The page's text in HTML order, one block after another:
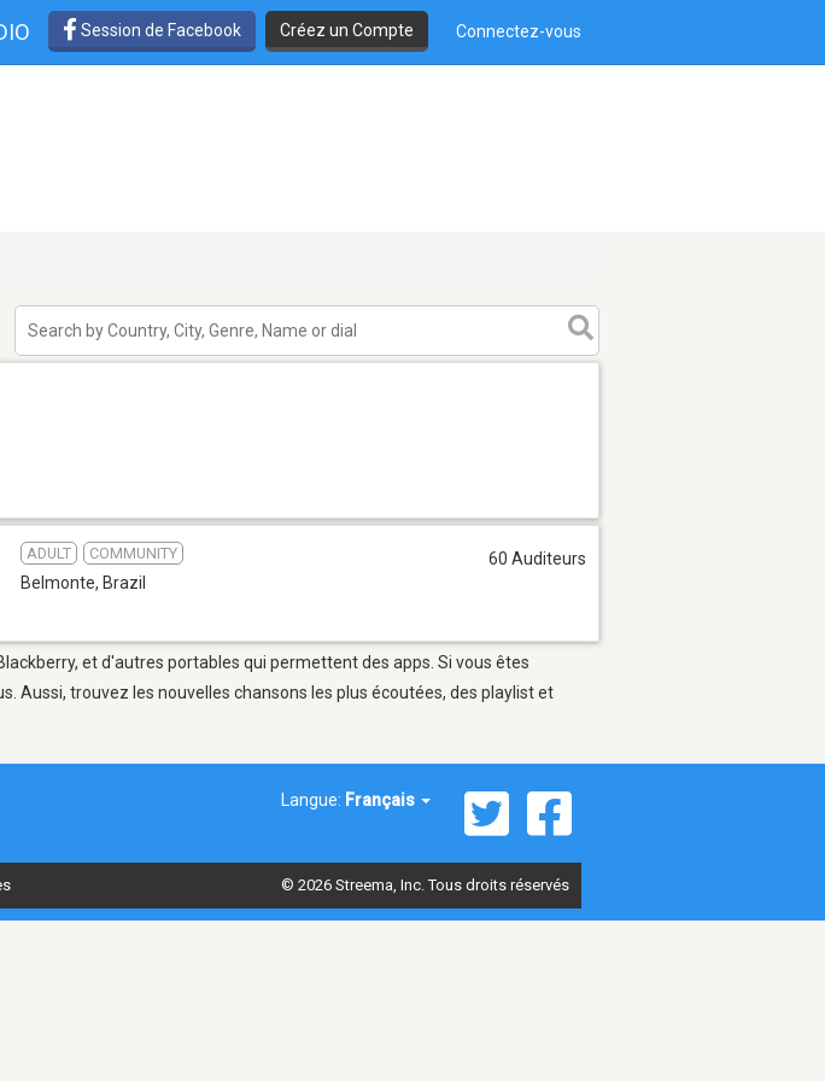
Session de Facebook Créez un Compte Connectez-vous
ADULT COMMUNITY
Belmonte, Brazil
60 Auditeurs
et d'autres portables qui permettent des apps. Si vous êtes
Aussi, trouvez les nouvelles chansons les plus écoutées, des playlist et
Langue: Français
© 2026 Streema, Inc. Tous droits réservés